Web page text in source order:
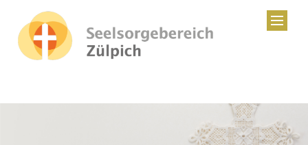
Zum Inhalt springen